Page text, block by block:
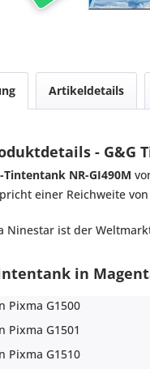
Artikeldetails
- G&G
Tintentank NR-GI490M
einer Reichweite von
Ninestar ist der
in
Pixma G1500
Pixma G1501
Pixma G1510